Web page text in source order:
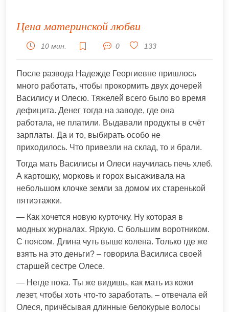
Цена материнской любви
10 мин. 0 133
После развода Надежде Георгиевне пришлось
много работать, чтобы прокормить двух дочерей
Василису и Олесю. Тяжелей всего было во время
дефицита. Денег тогда на заводе, где она
работала, не платили. Выдавали продукты в счёт
зарплаты. Да и то, выбирать особо не
приходилось. Что привезли на склад, то и брали.
Тогда мать Василисы и Олеси научилась печь хлеб.
А картошку, морковь и горох высаживала на
небольшом клочке земли за домом их старенькой
пятиэтажки.
— Как хочется новую курточку. Ну которая в
модных журналах. Яркую. С большим воротником.
С поясом. Длина чуть выше колена. Только где же
взять на это деньги? – говорила Василиса своей
старшей сестре Олесе.
— Негде пока. Ты же видишь, как мать из кожи
лезет, чтобы хоть что-то заработать. – отвечала ей
Олеся, причёсывая длинные белокурые волосы